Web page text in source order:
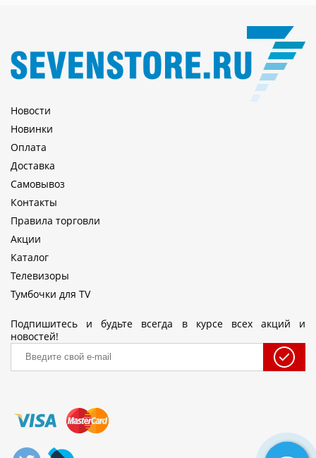
Новости
Новинки
Оплата
Доставка
Самовывоз
Контакты
Правила торговли
Акции
Каталог
Телевизоры
Тумбочки для TV
Подпишитесь и будьте всегда в курсе всех акций и
новостей!